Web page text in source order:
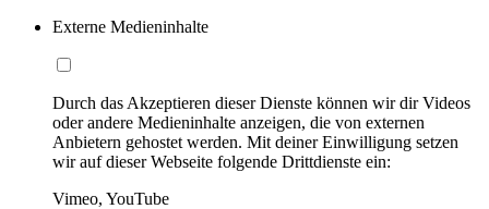
Externe Medieninhalte
Durch das Akzeptieren dieser Dienste können wir dir Videos
oder andere Medieninhalte anzeigen, die von externen
Anbietern gehostet werden. Mit deiner Einwilligung setzen
wir auf dieser Webseite folgende Drittdienste ein:
Vimeo, YouTube